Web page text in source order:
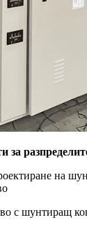
за
на
с шунтиращ